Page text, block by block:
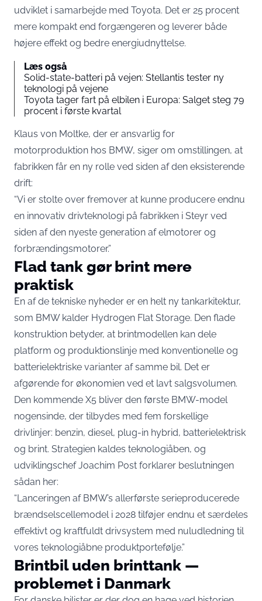
udviklet i samarbejde med Toyota. Det er 25 procent
mere kompakt end forgængeren og leverer både
højere effekt og bedre energiudnyttelse.
Læs også
Solid-state-batteri på vejen: Stellantis tester ny
teknologi på vejene
Toyota tager fart på elbilen i Europa: Salget steg 79
procent i første kvartal
Klaus von Moltke, der er ansvarlig for
motorproduktion hos BMW, siger om omstillingen, at
fabrikken får en ny rolle ved siden af den eksisterende
drift:
“Vi er stolte over fremover at kunne producere endnu
en innovativ drivteknologi på fabrikken i Steyr ved
siden af den nyeste generation af elmotorer og
forbrændingsmotorer.”
Flad tank gør brint mere
praktisk
En af de tekniske nyheder er en helt ny tankarkitektur,
som BMW kalder Hydrogen Flat Storage. Den flade
konstruktion betyder, at brintmodellen kan dele
platform og produktionslinje med konventionelle og
batterielektriske varianter af samme bil. Det er
afgørende for økonomien ved et lavt salgsvolumen.
Den kommende X5 bliver den første BMW-model
nogensinde, der tilbydes med fem forskellige
drivlinjer: benzin, diesel, plug-in hybrid, batterielektrisk
og brint. Strategien kaldes teknologiåben, og
udviklingschef Joachim Post forklarer beslutningen
sådan her:
“Lanceringen af BMW’s allerførste serieproducerede
brændselscellemodel i 2028 tilføjer endnu et særdeles
effektivt og kraftfuldt drivsystem med nuludledning til
vores teknologiåbne produktportefølje.”
Brintbil uden brinttank —
problemet i Danmark